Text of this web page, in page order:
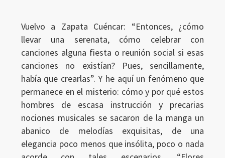
Vuelvo a Zapata Cuéncar: “Entonces, ¿cómo
llevar una serenata, cómo celebrar con
canciones alguna fiesta o reunión social si esas
canciones no existían? Pues, sencillamente,
había que crearlas”. Y he aquí un fenómeno que
permanece en el misterio: cómo y por qué estos
hombres de escasa instrucción y precarias
nociones musicales se sacaron de la manga un
abanico de melodías exquisitas, de una
elegancia poco menos que insólita, poco o nada